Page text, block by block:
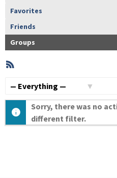
Favorites
Friends
Groups
Member
Activities
Sorry, there was no
different filter.